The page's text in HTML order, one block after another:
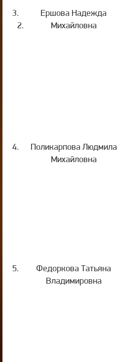
3.
2.
Ершова Надежда
Михайловна
4.
Поликарпова Людмила
Михайловна
5.
Федоркова Татьяна
Владимировна